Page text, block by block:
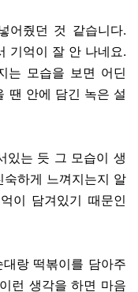
어줬던 것 같습니다.
기억이 잘 안 나네요.
는 모습을 보면 어딘
땐 안에 담긴 녹은 설
있는 듯 그 모습이 생
하게 느껴지는지 알
이 담겨있기 때문인
랑 떡볶이를 담아주
런 생각을 하면 마음